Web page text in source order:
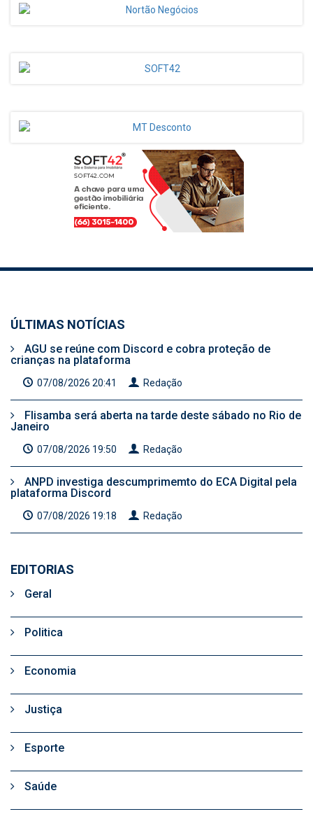
ÚLTIMAS NOTÍCIAS
AGU se reúne com Discord e cobra proteção de
crianças na plataforma
07/08/2026 20:41 Redação
Flisamba será aberta na tarde deste sábado no Rio de
Janeiro
07/08/2026 19:50 Redação
ANPD investiga descumprimemto do ECA Digital pela
plataforma Discord
07/08/2026 19:18 Redação
EDITORIAS
Geral
Politica
Economia
Justiça
Esporte
Saúde